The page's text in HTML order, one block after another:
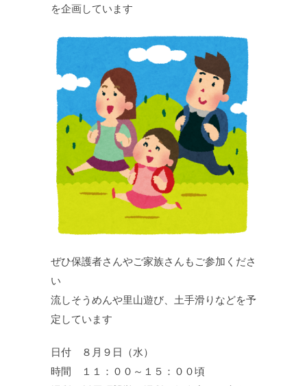
を企画しています
ぜひ保護者さんやご家族さんもご参加くださ
い
流しそうめんや里山遊び、土手滑りなどを予
定しています
日付 ８月９日（水）
時間 １１：００～１５：００頃